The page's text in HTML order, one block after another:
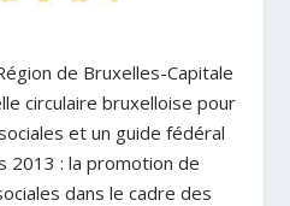
de Bruxelles-Capitale
circulaire bruxelloise pour
et un guide fédéral
2013 : la promotion de
dans le cadre des